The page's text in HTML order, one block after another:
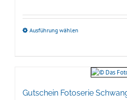
€125,00
Ausführung wählen
Gutschein Fotoserie